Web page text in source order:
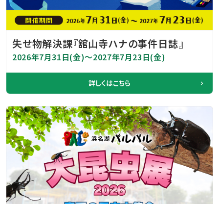
失せ物解決課『舘山寺ハナの事件日誌』
2026年7月31日(金)～2027年7月23日(金)
詳しくはこちら